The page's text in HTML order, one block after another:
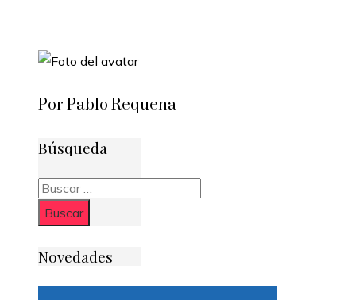
Por Pablo Requena
Búsqueda
Buscar:
Novedades